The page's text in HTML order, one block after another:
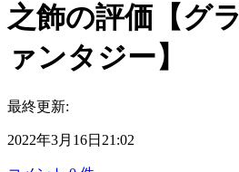
之飾の評価【グ
ァンタジー】
最終更新:
2022年3月16日21:02